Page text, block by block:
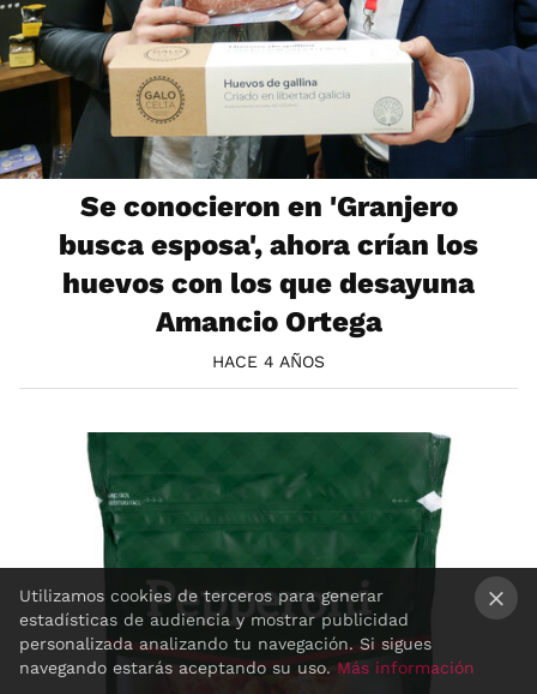
Se conocieron en 'Granjero
busca esposa', ahora crían los
huevos con los que desayuna
Amancio Ortega
HACE 4 AÑOS
Utilizamos cookies de terceros para generar
estadísticas de audiencia y mostrar publicidad
personalizada analizando tu navegación. Si sigues
navegando estarás aceptando su uso. Más información